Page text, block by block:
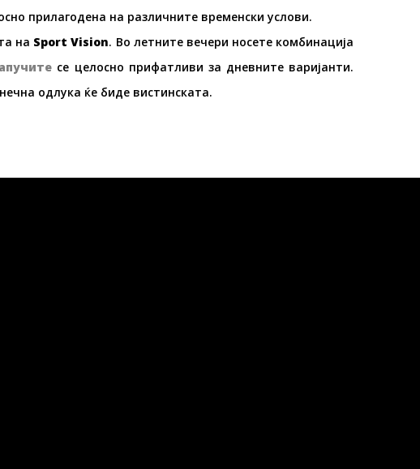
прилагодена на различните временски услови.
на Sport Vision. Во летните вечери носете комбинација
те се целосно прифатливи за дневните варијанти.
одлука ќе биде вистинската.